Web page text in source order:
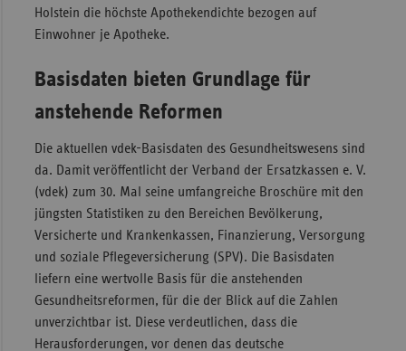
Holstein die höchste Apothekendichte bezogen auf
Einwohner je Apotheke.
Basisdaten bieten Grundlage für
anstehende Reformen
Die aktuellen vdek-Basisdaten des Gesundheitswesens sind
da. Damit veröffentlicht der Verband der Ersatzkassen e. V.
(vdek) zum 30. Mal seine umfangreiche Broschüre mit den
jüngsten Statistiken zu den Bereichen Bevölkerung,
Versicherte und Krankenkassen, Finanzierung, Versorgung
und soziale Pflegeversicherung (SPV). Die Basisdaten
liefern eine wertvolle Basis für die anstehenden
Gesundheitsreformen, für die der Blick auf die Zahlen
unverzichtbar ist. Diese verdeutlichen, dass die
Herausforderungen, vor denen das deutsche